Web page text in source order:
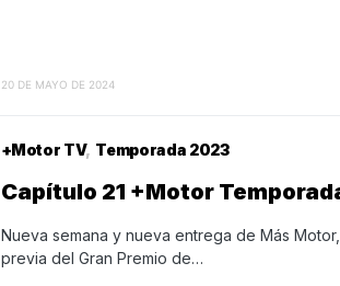
20 DE MAYO DE 2024
+Motor TV Temporada 2023
Capítulo 21 +Motor
Nueva semana y nueva entrega de Más
previa del Gran Premio de…